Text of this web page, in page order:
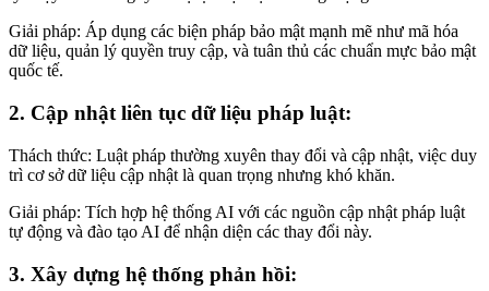
Giải pháp: Áp dụng các biện pháp bảo mật mạnh mẽ như mã hóa
dữ liệu, quản lý quyền truy cập, và tuân thủ các chuẩn mực bảo mật
quốc tế.
2. Cập nhật liên tục dữ liệu pháp luật:
Thách thức: Luật pháp thường xuyên thay đổi và cập nhật, việc duy
trì cơ sở dữ liệu cập nhật là quan trọng nhưng khó khăn.
Giải pháp: Tích hợp hệ thống AI với các nguồn cập nhật pháp luật
tự động và đào tạo AI để nhận diện các thay đổi này.
3. Xây dựng hệ thống phản hồi: